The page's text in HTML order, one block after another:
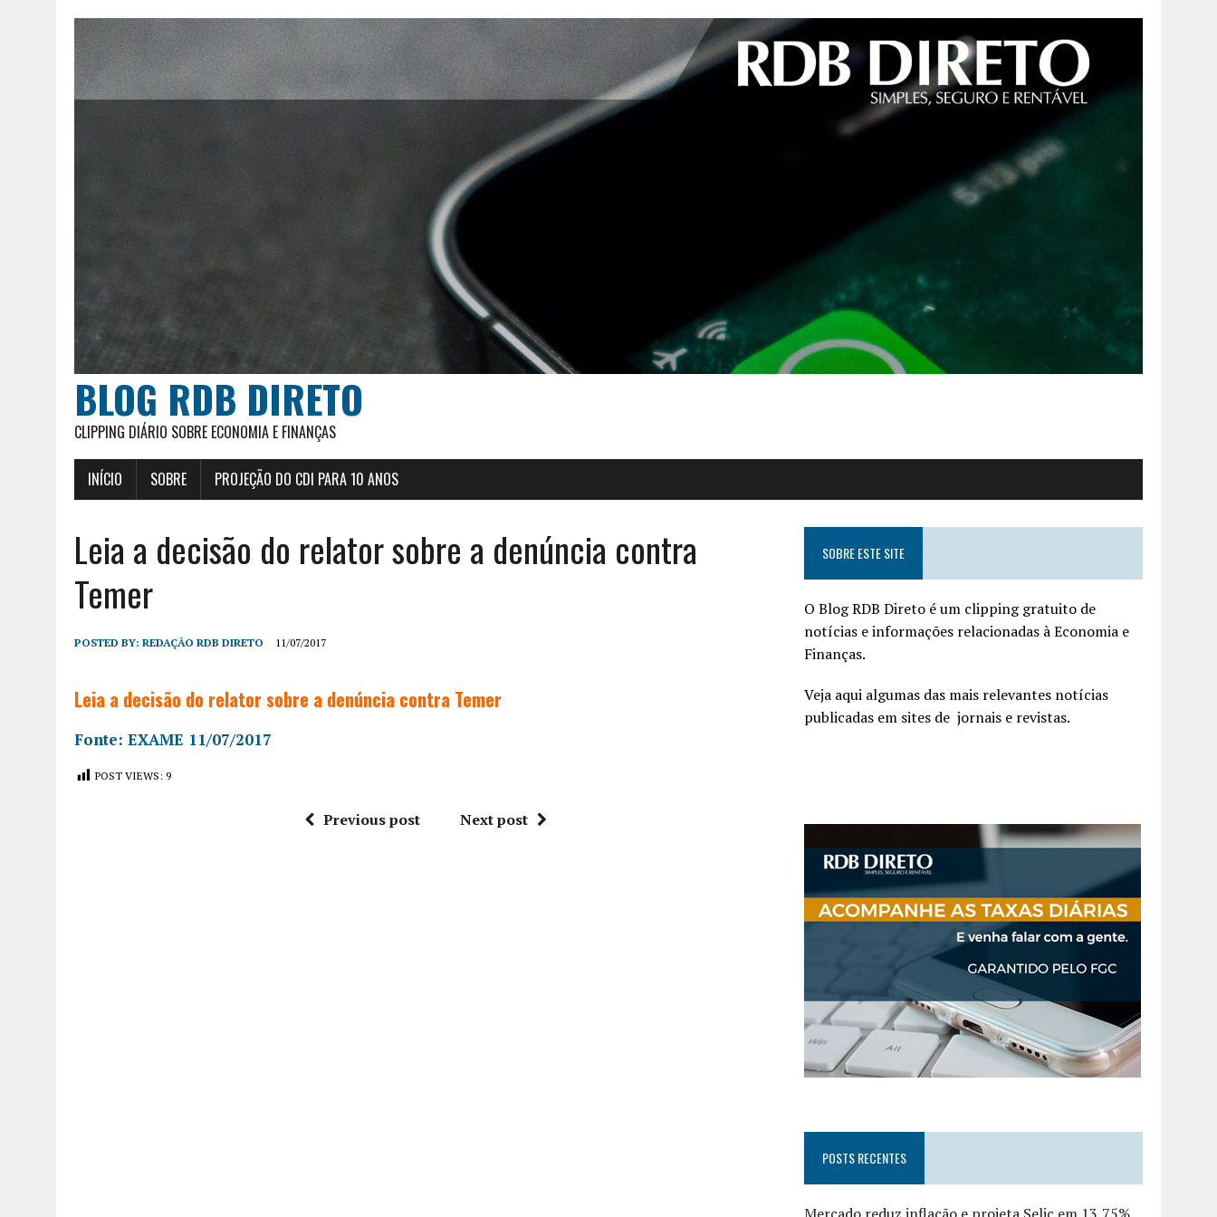
BLOG RDB DIRETO
CLIPPING DIÁRIO SOBRE ECONOMIA E FINANÇAS
INÍCIO SOBRE PROJEÇÃO DO CDI PARA 10 ANOS
Leia a decisão do relator sobre a denúncia contra
Temer
POSTED BY: REDAÇÃO RDB DIRETO 11/07/2017
Leia a decisão do relator sobre a denúncia contra Temer
Fonte: EXAME 11/07/2017
POST VIEWS: 9
Previous post Next post
SOBRE ESTE SITE
O Blog RDB Direto é um clipping gratuito de
notícias e informações relacionadas à Economia e
Finanças.
Veja aqui algumas das mais relevantes notícias
publicadas em sites de jornais e revistas.
POSTS RECENTES
Mercado reduz inflação e projeta Selic em 13,75%